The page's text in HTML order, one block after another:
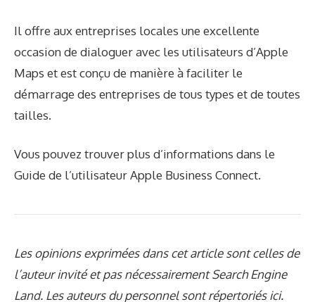
Il offre aux entreprises locales une excellente
occasion de dialoguer avec les utilisateurs d’Apple
Maps et est conçu de manière à faciliter le
démarrage des entreprises de tous types et de toutes
tailles.
Vous pouvez trouver plus d’informations dans le
Guide de l’utilisateur Apple Business Connect.
Les opinions exprimées dans cet article sont celles de
l’auteur invité et pas nécessairement Search Engine
Land. Les auteurs du personnel sont répertoriés ici.